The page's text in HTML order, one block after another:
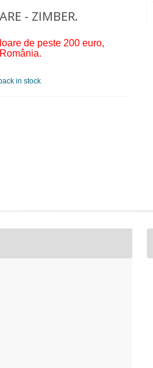
- ZIMBER.
de peste 200 euro,
in stock